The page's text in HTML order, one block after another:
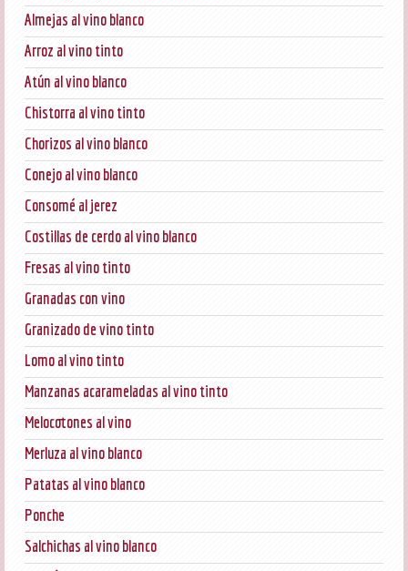
Almejas al vino blanco
Arroz al vino tinto
Atún al vino blanco
Chistorra al vino tinto
Chorizos al vino blanco
Conejo al vino blanco
Consomé al jerez
Costillas de cerdo al vino blanco
Fresas al vino tinto
Granadas con vino
Granizado de vino tinto
Lomo al vino tinto
Manzanas acarameladas al vino tinto
Melocotones al vino
Merluza al vino blanco
Patatas al vino blanco
Ponche
Salchichas al vino blanco